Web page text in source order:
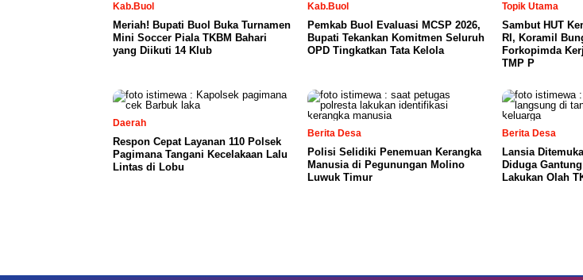
Kab.Buol
Meriah! Bupati Buol Buka Turnamen
Mini Soccer Piala TKBM Bahari
yang Diikuti 14 Klub
Kab.Buol
Pemkab Buol Evaluasi MCSP 2026,
Bupati Tekankan Komitmen Seluruh
OPD Tingkatkan Tata Kelola
Topik Utama
Sambut HUT
RI, Koramil
Forkopimda
TMP P
Daerah
Respon Cepat Layanan 110 Polsek
Pagimana Tangani Kecelakaan Lalu
Lintas di Lobu
Berita Desa
Polisi Selidiki Penemuan Kerangka
Manusia di Pegunungan Molino
Luwuk Timur
Berita Desa
Lansia
Diduga
Lakukan Olah